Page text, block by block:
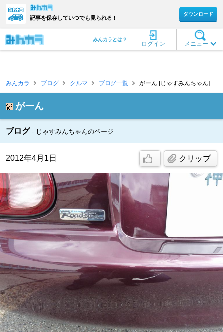
記事を保存していつでも見られる！
ダウンロード
メニュー
ログイン
みんカラとは？
みんカラ ブログ クルマ ブログ一覧 がーん [じゃすみんちゃん]
がーん
ブログ じゃすみんちゃんのページ
2012年4月1日 クリップ